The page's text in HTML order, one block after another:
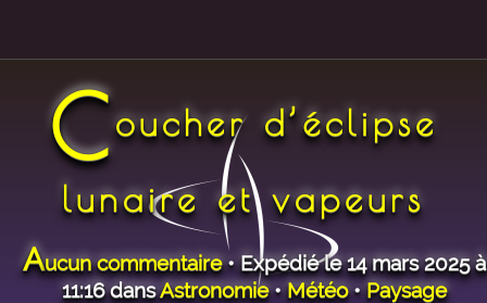
Coucher d’éclipse
lunaire et vapeurs
Aucun commentaire• Expédié le 14 mars 2025 à
11:16 dansAstronomie•Météo•Paysage